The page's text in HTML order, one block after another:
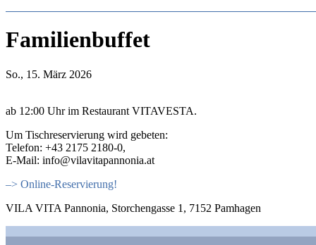
Familienbuffet
So., 15. März 2026
ab 12:00 Uhr im Restaurant VITAVESTA.
Um Tischreservierung wird gebeten:
Telefon: +43 2175 2180-0,
E-Mail: info@vilavitapannonia.at
–> Online-Reservierung!
VILA VITA Pannonia, Storchengasse 1, 7152 Pamhagen